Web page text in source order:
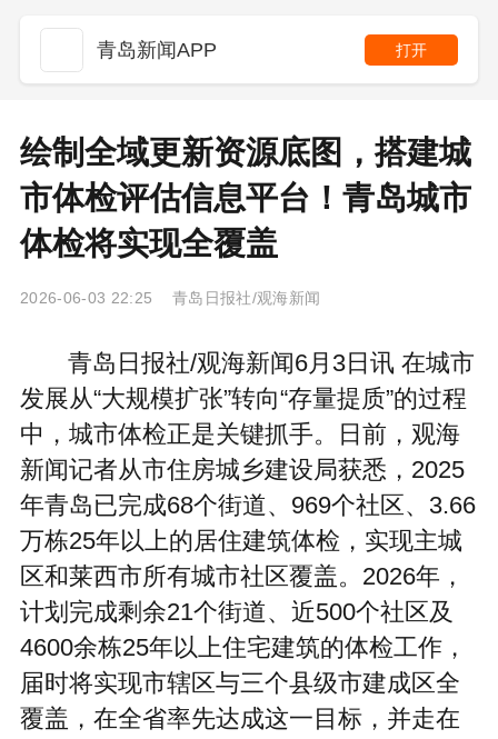
青岛新闻APP 打开
绘制全域更新资源底图，搭建城
市体检评估信息平台！青岛城市
体检将实现全覆盖
2026-06-03 22:25 青岛日报社/观海新闻
青岛日报社/观海新闻6月3日讯 在城市
发展从“大规模扩张”转向“存量提质”的过程
中，城市体检正是关键抓手。日前，观海
新闻记者从市住房城乡建设局获悉，2025
年青岛已完成68个街道、969个社区、3.66
万栋25年以上的居住建筑体检，实现主城
区和莱西市所有城市社区覆盖。2026年，
计划完成剩余21个街道、近500个社区及
4600余栋25年以上住宅建筑的体检工作，
届时将实现市辖区与三个县级市建成区全
覆盖，在全省率先达成这一目标，并走在